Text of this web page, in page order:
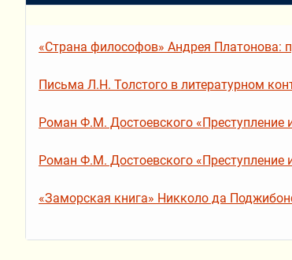
«Страна философов» Андрея Платонова:
Письма Л.Н. Толстого в литературном
Роман Ф.М. Достоевского «Преступление
Роман Ф.М. Достоевского «Преступление
«Заморская книга» Никколо да